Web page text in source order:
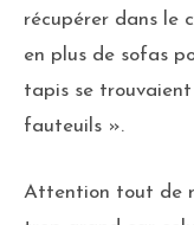
récupérer dans le
en plus de sofas
tapis se
fauteuils ».
Attention tout de